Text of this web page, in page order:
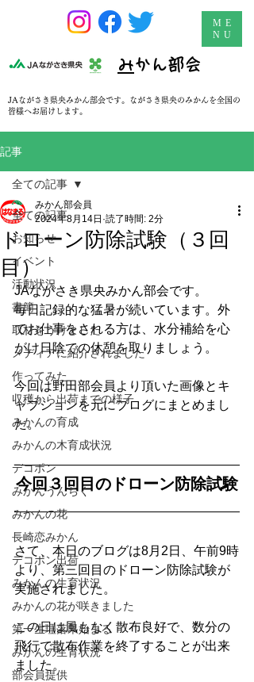
​みかん部会
ME
NU
JAながさき県央みかん部会です。ながさき県央のみかんを全国の
皆様へお届けします。
記事
全ての記事
お知らせ
イベント
活動状況
書簡
取材をうけました
メディアに紹介されました
作ってみた
収穫から出荷までの様子
みかんの育成
みかんの木育成状況
デコポン
みかんうんちく
みかんの花
長崎恋みかん
デコポン出荷
みかんの生育状況
みかんの花が咲きました
第一生理落果始まる
みかんの生育状況
部会員提供
全ての記事
ドローン防除試験（３回
目）
みかん部会員
2024年8月14日 読了時間: 2分
JAながさき県央みかん部会です。
毎日記録的な猛暑が続いています。外
でお仕事をされる方は、水分補給を心
がけ日陰での休憩を取りましょう。
今回は野田部会員より頂いた画像とキ
ャプションを元にブログにまとめまし
た。
今回３回目のドローン防除試験
さて、本日のブログは8月2日、午前9時
より、第三回目のドローン防除試験が
実施されました。
この日は風もなく散布良好で、数分の
飛行で散布作業を終了することが出来
ました。